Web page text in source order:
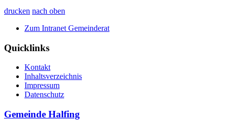
drucken nach oben
Zum Intranet Gemeinderat
Quicklinks
Kontakt
Inhaltsverzeichnis
Impressum
Datenschutz
Gemeinde Halfing